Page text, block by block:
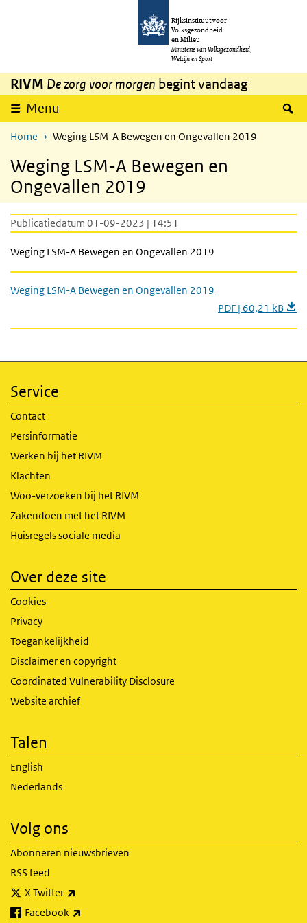
Overslaan en naar de inhoud gaan
Rijksinstituut voor
Volksgezondheid
en Milieu
Ministerie van Volksgezondheid,
Welzijn en Sport
RIVM De zorg voor morgen begint vandaag
Menu
Home Weging LSM-A Bewegen en Ongevallen 2019
Weging LSM-A Bewegen en
Ongevallen 2019
Publicatiedatum 01-09-2023 | 14:51
Weging LSM-A Bewegen en Ongevallen 2019
Weging LSM-A Bewegen en Ongevallen 2019
PDF | 60,21 kB
Service
Contact
Persinformatie
Werken bij het RIVM
Klachten
Woo-verzoeken bij het RIVM
Zakendoen met het RIVM
Huisregels sociale media
Over deze site
Cookies
Privacy
Toegankelijkheid
Disclaimer en copyright
Coordinated Vulnerability Disclosure
Website archief
Talen
English
Nederlands
Volg ons
Abonneren nieuwsbrieven
RSS feed
X Twitter
Facebook